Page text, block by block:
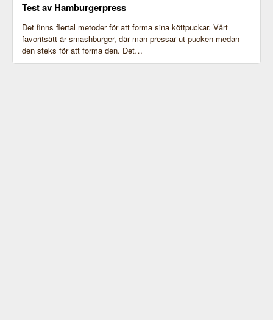
Test av Hamburgerpress
Det finns flertal metoder för att forma sina köttpuckar. Vårt
favoritsätt är smashburger, där man pressar ut pucken medan
den steks för att forma den. Det…